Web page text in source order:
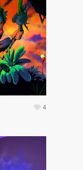
4